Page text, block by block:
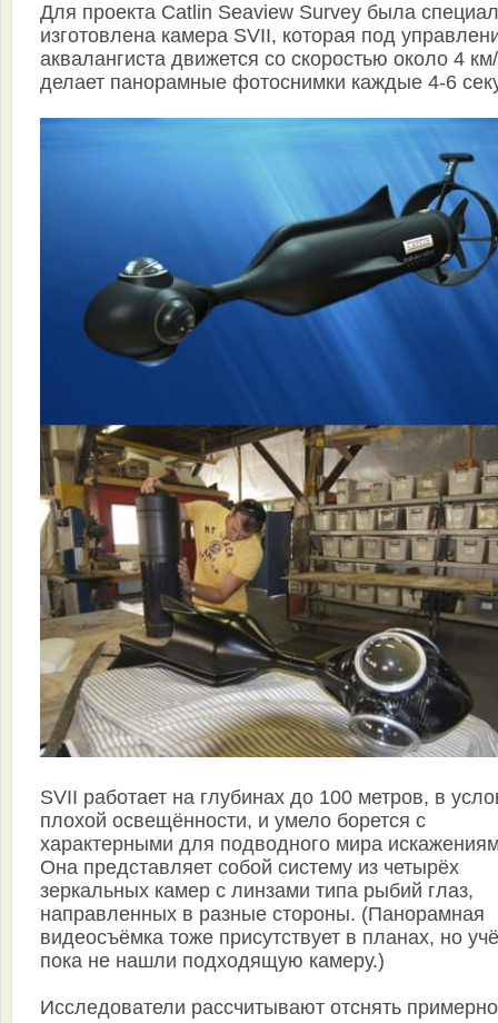
Для проекта Catlin Seaview Survey была
изготовлена камера SVII, которая под
аквалангиста движется со скоростью около 4
делает панорамные фотоснимки каждые 4-6
SVII работает на глубинах до 100 метров, в
плохой освещённости, и умело борется с
характерными для подводного мира
Она представляет собой систему из четырёх
зеркальных камер с линзами типа рыбий глаз,
направленных в разные стороны. (Панорамная
видеосъёмка тоже присутствует в планах, но
пока не нашли подходящую камеру.)
Исследователи рассчитывают отснять